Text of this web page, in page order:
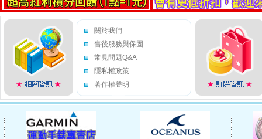
關於我們
售後服務與保固
常見問題Q&A
隱私權政策
著作權聲明